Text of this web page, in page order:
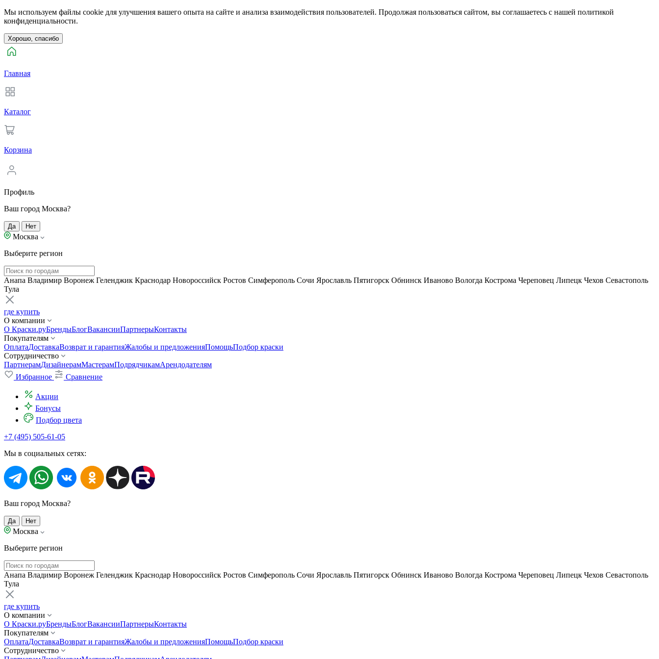
Мы используем файлы cookie для улучшения вашего опыта на сайте и анализа взаимодействия пользователей. Продолжая пользоваться сайтом, вы соглашаетесь с нашей политикой
конфиденциальности.
Хорошо, спасибо
Главная
Каталог
Корзина
Профиль
Ваш город Москва?
Да Нет
Москва
Выберите регион
Анапа Владимир Воронеж Геленджик Краснодар Новороссийск Ростов Симферополь Сочи Ярославль Пятигорск Обнинск Иваново Вологда Кострома Череповец Липецк Чехов Севастополь
Тула
где купить
О компании
О Краски.руБрендыБлогВакансииПартнерыКонтакты
Покупателям
ОплатаДоставкаВозврат и гарантияЖалобы и предложенияПомощьПодбор краски
Сотрудничество
ПартнерамДизайнерамМастерамПодрядчикамАрендодателям
Избранное
Сравнение
Акции
Бонусы
Подбор цвета
+7 (495) 505-61-05
Мы в социальных сетях:
Ваш город Москва?
Да Нет
Москва
Выберите регион
Анапа Владимир Воронеж Геленджик Краснодар Новороссийск Ростов Симферополь Сочи Ярославль Пятигорск Обнинск Иваново Вологда Кострома Череповец Липецк Чехов Севастополь
Тула
где купить
О компании
О Краски.руБрендыБлогВакансииПартнерыКонтакты
Покупателям
ОплатаДоставкаВозврат и гарантияЖалобы и предложенияПомощьПодбор краски
Сотрудничество